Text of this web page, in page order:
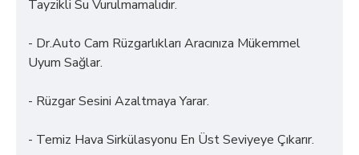
Tayzikli Su Vurulmamalıdır.
- Dr.Auto Cam Rüzgarlıkları Aracınıza Mükemmel
Uyum Sağlar.
- Rüzgar Sesini Azaltmaya Yarar.
- Temiz Hava Sirkülasyonu En Üst Seviyeye Çıkarır.